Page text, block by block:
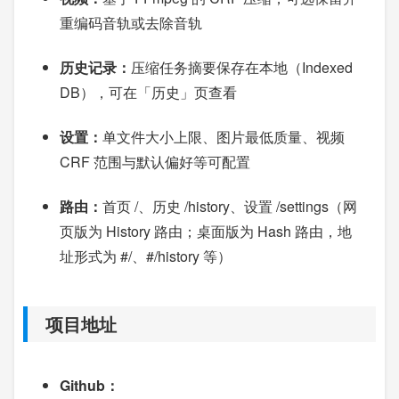
重编码音轨或去除音轨
历史记录： 压缩任务摘要保存在本地（Indexed
DB），可在「历史」页查看
设置： 单文件大小上限、图片最低质量、视频
CRF 范围与默认偏好等可配置
路由： 首页 /、历史 /history、设置 /settings（网
页版为 History 路由；桌面版为 Hash 路由，地
址形式为 #/、#/history 等）
项目地址
Github：